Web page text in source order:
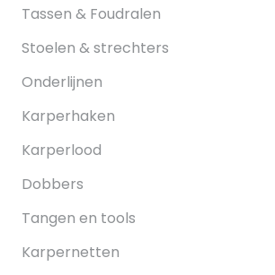
Tassen & Foudralen
Stoelen & strechters
Onderlijnen
Karperhaken
Karperlood
Dobbers
Tangen en tools
Karpernetten